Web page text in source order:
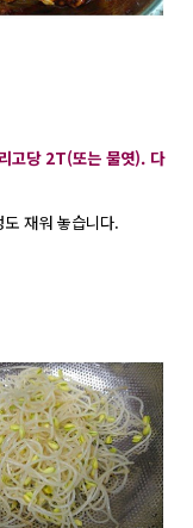
고당 2T(또는 물엿). 다
재워 놓습니다.